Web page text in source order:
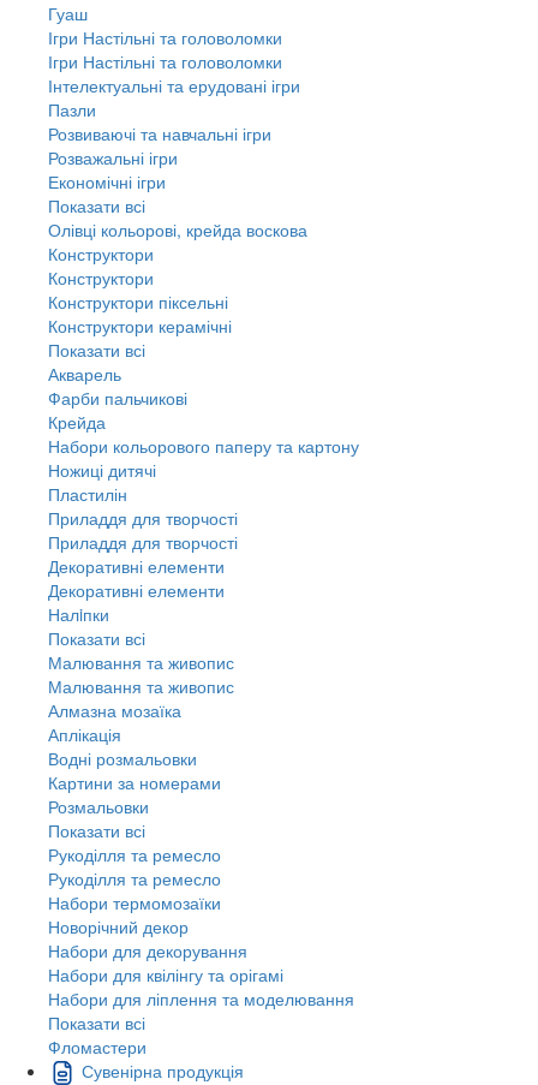
Гуаш
Ігри Настільні та головоломки
Ігри Настільні та головоломки
Інтелектуальні та ерудовані ігри
Пазли
Розвиваючі та навчальні ігри
Розважальні ігри
Економічні ігри
Показати всі
Олівці кольорові, крейда воскова
Конструктори
Конструктори
Конструктори піксельні
Конструктори керамічні
Показати всі
Акварель
Фарби пальчикові
Крейда
Набори кольорового паперу та картону
Ножиці дитячі
Пластилін
Приладдя для творчості
Приладдя для творчості
Декоративні елементи
Декоративні елементи
Налiпки
Показати всі
Малювання та живопис
Малювання та живопис
Алмазна мозаїка
Аплікація
Водні розмальовки
Картини за номерами
Розмальовки
Показати всі
Рукоділля та ремесло
Рукоділля та ремесло
Набори термомозаїки
Новорічний декор
Набори для декорування
Набори для квілінгу та орігамі
Набори для ліплення та моделювання
Показати всі
Фломастери
Сувенірна продукція